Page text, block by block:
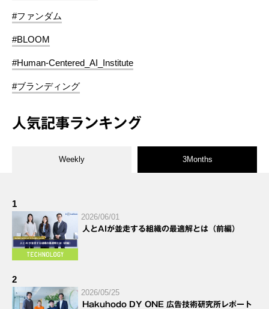
#ファンダム
#BLOOM
#Human-Centered_AI_Institute
#ブランディング
人気記事ランキング
Weekly 3Months
1
2026/06/01
人とAIが並走する組織の最適解とは（前編）
2
2026/05/25
Hakuhodo DY ONE 広告技術研究所レポート